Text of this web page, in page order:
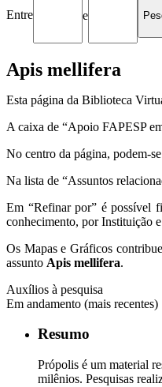
Entre e
Apis mellifera
Esta página da Biblioteca
A caixa de “Apoio FAPESP
No centro da página, podem-
Na lista de “Assuntos
Em “Refinar por” é possível
conhecimento, por Instituição
Os Mapas e Gráficos
assunto Apis mellifera.
Auxílios à pesquisa
Em andamento (mais recentes)
Resumo
Própolis é um material
milênios. Pesquisas